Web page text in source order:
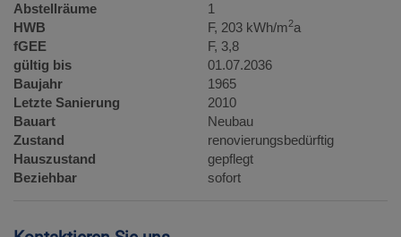
Abstellräume
1
HWB
F, 203 kWh/m2a
fGEE
F, 3,8
gültig bis
01.07.2036
Baujahr
1965
Letzte Sanierung
2010
Bauart
Neubau
Zustand
renovierungsbedürftig
Hauszustand
gepflegt
Beziehbar
sofort